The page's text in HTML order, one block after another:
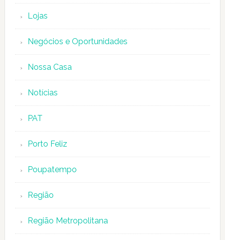
Lojas
Negócios e Oportunidades
Nossa Casa
Notícias
PAT
Porto Feliz
Poupatempo
Região
Região Metropolitana